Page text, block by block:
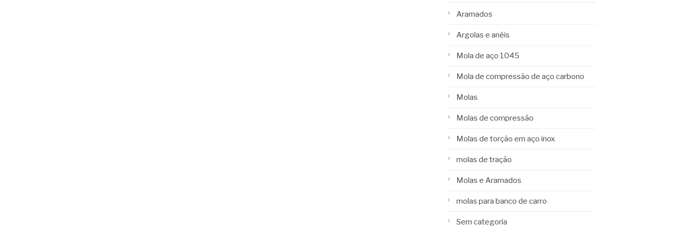
Aramados
Argolas e anéis
Mola de aço 1045
Mola de compressão de aço carbono
Molas
Molas de compressão
Molas de torção em aço inox
molas de tração
Molas e Aramados
molas para banco de carro
Sem categoria